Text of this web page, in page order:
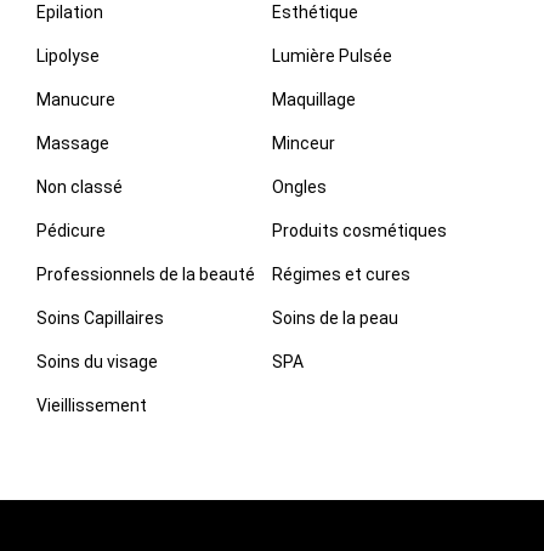
Epilation Esthétique
Lipolyse Lumière Pulsée
Manucure Maquillage
Massage Minceur
Non classé Ongles
Pédicure Produits cosmétiques
Professionnels de la beauté Régimes et cures
Soins Capillaires Soins de la peau
Soins du visage SPA
Vieillissement